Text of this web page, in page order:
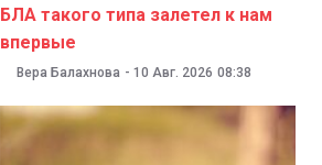
БЛА такого типа залетел к нам
впервые
Вера Балахнова - 10 Авг. 2026 08:38